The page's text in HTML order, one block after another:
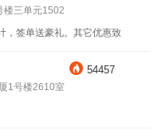
楼三单元1502
，签单送豪礼。其它优惠致
54457
1号楼2610室